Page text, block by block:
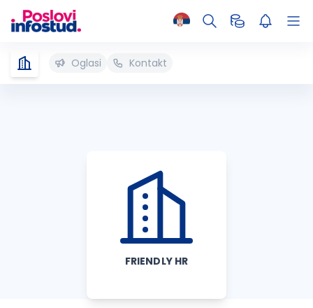
Oglasi Kontakt
FRIENDLY HR